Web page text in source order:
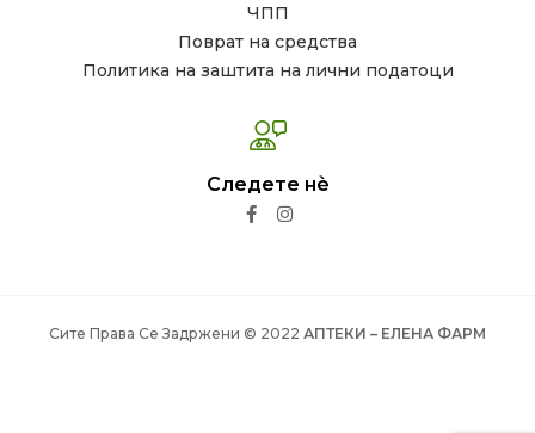
ЧПП
Поврат на средства
Политика на заштита на лични податоци
Следете нѐ
Сите Права Се Задржени © 2022 АПТЕКИ – ЕЛЕНА ФАРМ